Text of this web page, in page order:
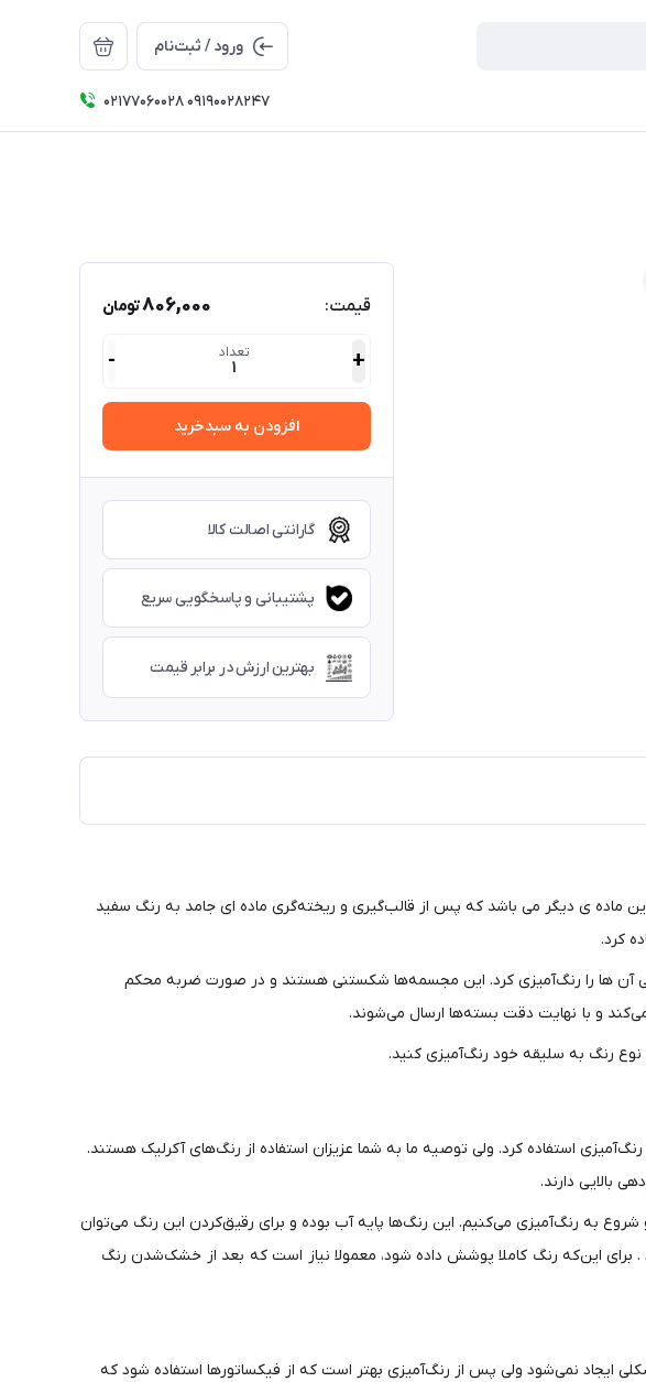
ورود / ثبت‌نام
۰۲۱۷۷۰۶۰۰۲۸ ۰۹۱۹۰۰۲۸۲۴۷
قیمت: 806,000تومان
+ تعداد
1
-
افزودن به سبدخرید
گارانتی اصالت کالا
پشتیبانی و پاسخگویی سریع
بهترین ارزش در برابر قیمت
ماده ی دیگر می باشد که پس از قالب‌گیری و ریخته‌گری ماده ای جامد به رنگ سفید
کرد.
آن ها را رنگ‌آمیزی کرد. این مجسمه‌ها شکستنی هستند و در صورت ضربه محکم
و با نهایت دقت بسته‌ها ارسال می‌شوند.
رنگ به سلیقه خود رنگ‌آمیزی کنید.
استفاده کرد. ولی توصیه ما به شما عزیزان استفاده از رنگ‌های آکرلیک هستند.
به رنگ‌آمیزی می‌کنیم. این رنگ‌ها پایه آب بوده و برای رقیق‌کردن این رنگ می‌توان
. برای این‌که رنگ کاملا پوشش داده شود، معمولا نیاز است که بعد از خشک‌شدن رنگ
نمی‌شود ولی پس از رنگ‌آمیزی بهتر است که از فیکساتورها استفاده شود که